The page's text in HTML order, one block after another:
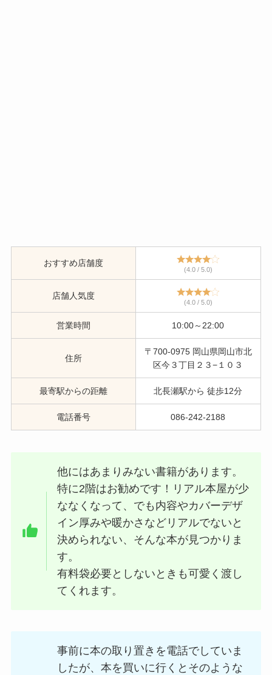
おすすめ店舗度
(4.0 / 5.0)
店舗人気度
(4.0 / 5.0)
営業時間 10:00～22:00
住所
〒700-0975 岡山県岡山市北
区今３丁目２３−１０３
最寄駅からの距離 北長瀬駅から 徒歩12分
電話番号 086-242-2188
他にはあまりみない書籍があります。
特に2階はお勧めです！リアル本屋が少
ななくなって、でも内容やカバーデザ
イン厚みや暖かさなどリアルでないと
決められない、そんな本が見つかりま
す。
有料袋必要としないときも可愛く渡し
てくれます。
事前に本の取り置きを電話でしていま
したが、本を買いに行くとそのような